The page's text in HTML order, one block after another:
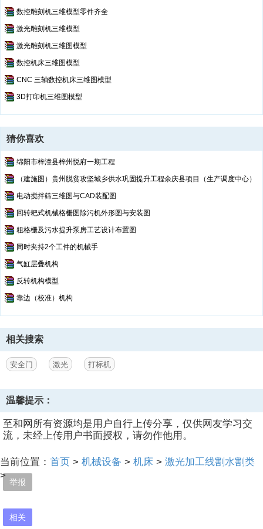
相关
举报
数控雕刻机三维模型零件齐全
激光雕刻机三维模型
激光雕刻机三维图模型
数控机床三维图模型
CNC 三轴数控机床三维图模型
3D打印机三维图模型
猜你喜欢
绵阳市梓潼县梓州悦府一期工程
（建施图）贵州脱贫攻坚城乡供水巩固提升工程余庆县项目（生产调度中心）
电动搅拌筛三维图与CAD装配图
回转耙式机械格栅图除污机外形图与安装图
粗格栅及污水提升泵房工艺设计布置图
同时夹持2个工件的机械手
气缸层叠机构
反转机构模型
靠边（校准）机构
相关搜索
安全门 激光 打标机
温馨提示：
至和网所有资源均是用户自行上传分享，仅供网友学习交
流，未经上传用户书面授权，请勿作他用。
当前位置： 首页 > 机械设备 > 机床 > 激光加工线割水割类
>